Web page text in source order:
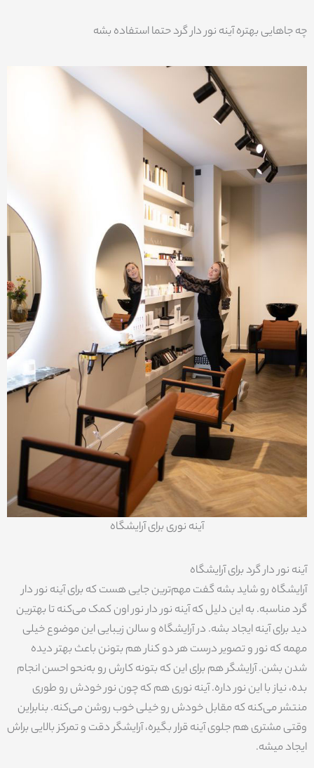
چه جاهایی بهتره آینه نور دار گرد حتما استفاده بشه
آینه نوری برای آرایشگاه
آینه نور دار گرد برای آرایشگاه
آرایشگاه رو شاید بشه گفت مهم‌ترین جایی هست که برای آینه نور دار
گرد مناسبه. به این دلیل که آینه نور دار نور اون کمک می‌کنه تا بهترین
دید برای آینه ایجاد بشه. در آرایشگاه و سالن زیبایی این موضوع خیلی
مهمه که نور و تصویر درست هر دو کنار هم بتونن باعث بهتر دیده
شدن بشن. آرایشگر هم برای این که بتونه کارش رو به‌نحو احسن انجام
بده، نیاز با این نور داره. آینه نوری هم که چون نور خودش رو طوری
منتشر می‌کنه که مقابل خودش رو خیلی خوب روشن می‌کنه. بنابراین
وقتی مشتری هم جلوی آینه قرار بگیره، آرایشگر دقت و تمرکز بالایی براش
ایجاد میشه.